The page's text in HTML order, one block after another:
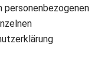
personenbezogenen